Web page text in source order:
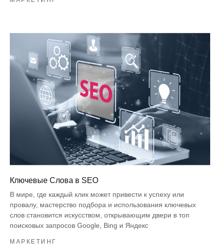
Ключевые Слова в SEO
В мире, где каждый клик может привести к успеху или
провалу, мастерство подбора и использования ключевых
слов становится искусством, открывающим двери в топ
поисковых запросов Google, Bing и Яндекс
МАРКЕТИНГ